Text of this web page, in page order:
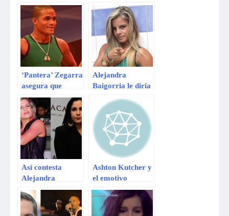
sociales por
próximo ingreso a
EEG
‘Pantera’ Zegarra
asegura que
Combate no sabe
cuidar a sus
participantes
Alejandra
Baigorria le diría
Así contesta
Alejandra
Baigorria a
Andrea Llosa por
llamarla
Ashton Kutcher y
el emotivo
discurso que lo ha
convertido en
tendencia